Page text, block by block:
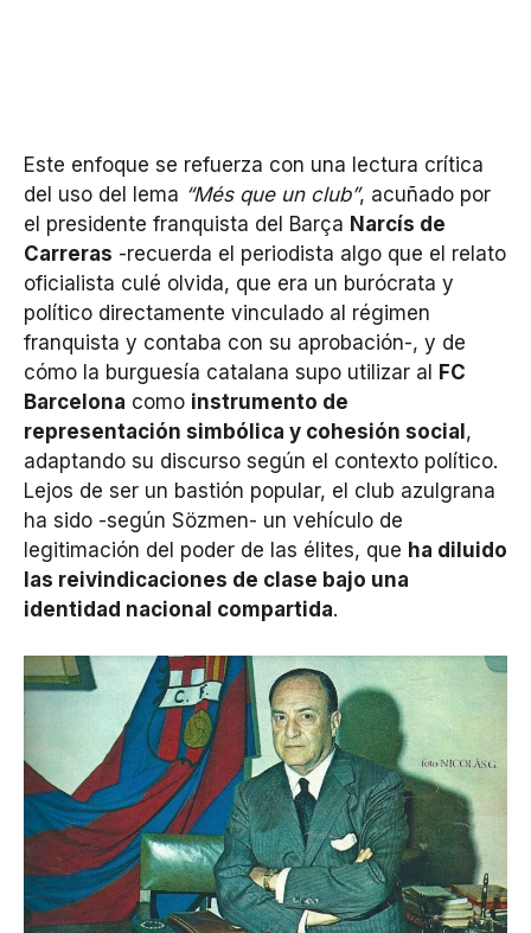
Este enfoque se refuerza con una lectura crítica
del uso del lema “Més que un club”, acuñado por
el presidente franquista del Barça Narcís de
Carreras -recuerda el periodista algo que el relato
oficialista culé olvida, que era un burócrata y
político directamente vinculado al régimen
franquista y contaba con su aprobación-, y de
cómo la burguesía catalana supo utilizar al
FC
Barcelona como instrumento de
representación simbólica y cohesión social ,
adaptando su discurso según el contexto político.
Lejos de ser un bastión popular, el club azulgrana
ha sido -según Sözmen- un vehículo de
legitimación del poder de las élites, que ha diluido
las reivindicaciones de clase bajo una
identidad nacional compartida.